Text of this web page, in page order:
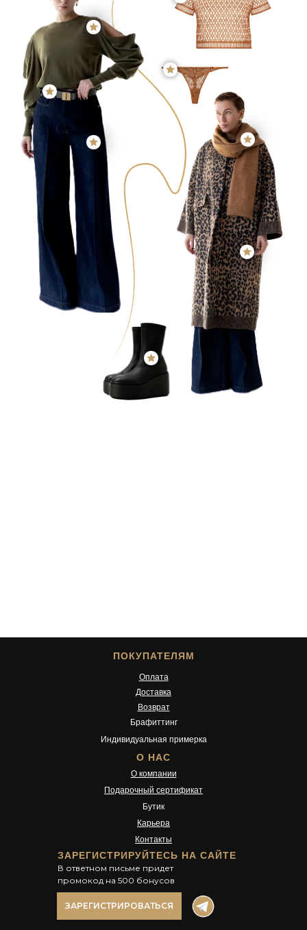
ПОКУПАТЕЛЯМ
О НАС
ЗАРЕГИСТРИРУЙТЕСЬ НА САЙТЕ
В ответном письме придет
промокод на 500 бонусов
Оплата
Доставка
Брафиттинг
Индивидуальная примерка
Возврат
Подарочный сертификат
О компании
Бутик
Карьера
ЗАРЕГИСТРИРОВАТЬСЯ
Контакты